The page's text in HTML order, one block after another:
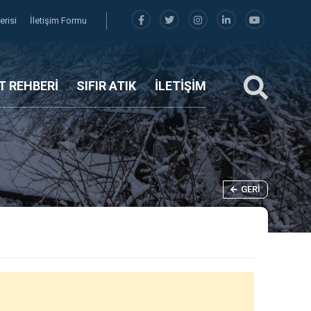
İletişim Formu
REHBERİ SIFIR ATIK İLETİŞİM
GERI